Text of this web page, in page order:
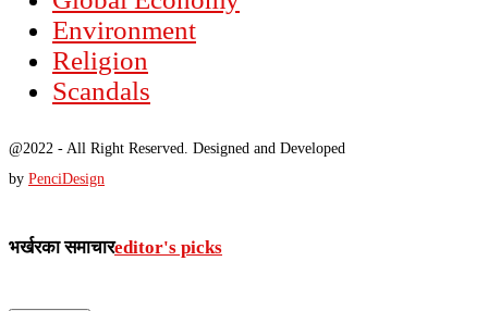
Environment
Religion
Scandals
@2022 - All Right Reserved. Designed and Developed
by PenciDesign
भर्खरका समाचारeditor's picks